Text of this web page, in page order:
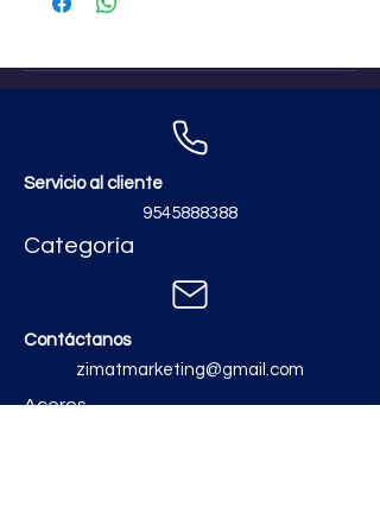
Servicio al cliente
9545888388
Categoría
Contáctanos
zimatmarketing@gmail.com
Aceros